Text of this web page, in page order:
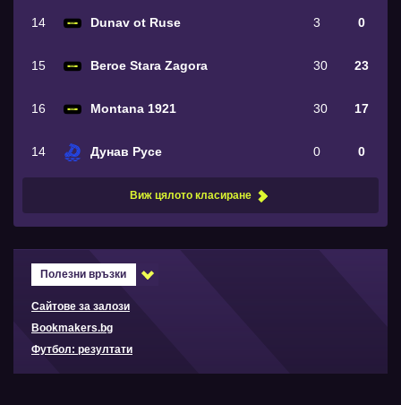
14 Dunav ot Ruse 3 0
15 Beroe Stara Zagora 30 23
16 Montana 1921 30 17
14 Дунав Русе 0 0
Виж цялото класиране
Полезни връзки
Сайтове за залози
Bookmakers.bg
Футбол: резултати